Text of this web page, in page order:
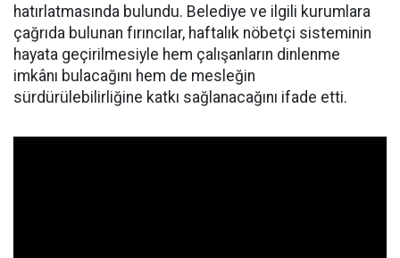
hatırlatmasında bulundu. Belediye ve ilgili kurumlara
çağrıda bulunan fırıncılar, haftalık nöbetçi sisteminin
hayata geçirilmesiyle hem çalışanların dinlenme
imkânı bulacağını hem de mesleğin
sürdürülebilirliğine katkı sağlanacağını ifade etti.